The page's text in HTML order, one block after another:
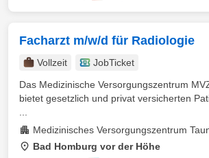
Facharzt m/w/d für Radiologie
Vollzeit
JobTicket
Das Medizinische Versorgungszentrum
bietet gesetzlich und privat versicherten
Medizinisches Versorgungszentrum
Bad Homburg vor der Höhe